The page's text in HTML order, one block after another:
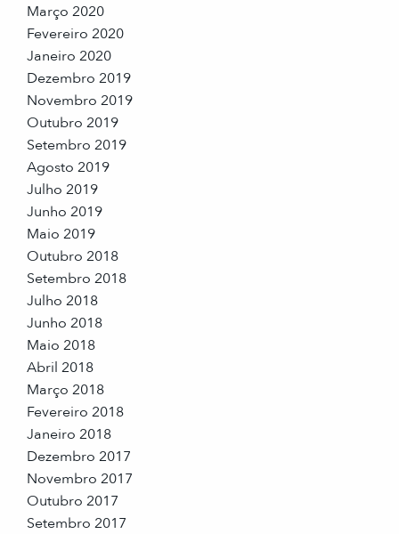
Março 2020
Fevereiro 2020
Janeiro 2020
Dezembro 2019
Novembro 2019
Outubro 2019
Setembro 2019
Agosto 2019
Julho 2019
Junho 2019
Maio 2019
Outubro 2018
Setembro 2018
Julho 2018
Junho 2018
Maio 2018
Abril 2018
Março 2018
Fevereiro 2018
Janeiro 2018
Dezembro 2017
Novembro 2017
Outubro 2017
Setembro 2017